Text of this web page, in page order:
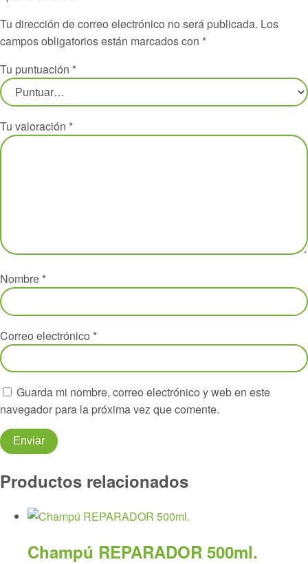
Tu dirección de correo electrónico no será publicada. Los
campos obligatorios están marcados con *
Tu puntuación *
Tu valoración *
Nombre *
Correo electrónico *
Guarda mi nombre, correo electrónico y web en este
navegador para la próxima vez que comente.
Productos relacionados
Champú REPARADOR 500ml.